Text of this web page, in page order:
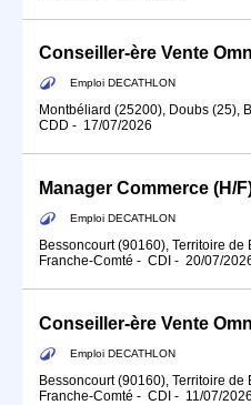
Conseiller-ère Vente
Emploi DECATHLON
Montbéliard (25200), Doubs (25),
CDD - 17/07/2026
Manager Commerce (H/
Emploi DECATHLON
Bessoncourt (90160), Territoire de
Franche-Comté - CDI - 20/07/
Emploi DECATHLON
Bessoncourt (90160), Territoire de
Franche-Comté - CDI - 11/07/2026